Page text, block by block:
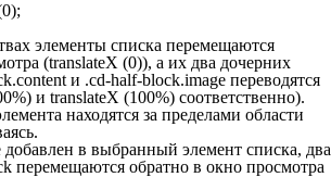
элементы списка перемещаются
(translateX (0)), а их два дочерних
и .cd-half-block.image переводятся
и translateX (100%) соответственно).
находятся за пределами области
добавлен в выбранный элемент списка, два
перемещаются обратно в окно просмотра